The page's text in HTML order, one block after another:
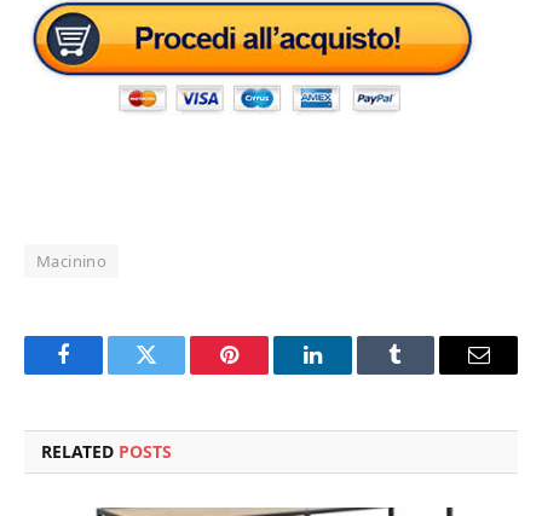
Macinino
FacebookTwitter Pinterest LinkedInTumblr Email
RELATED POSTS